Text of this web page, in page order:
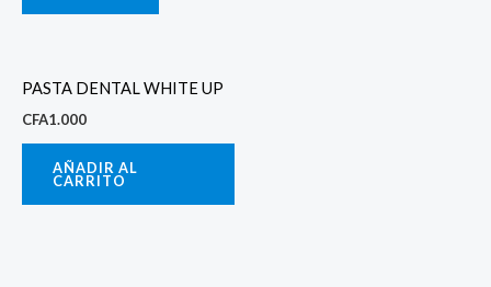
PASTA DENTAL WHITE UP
CFA1.000
AÑADIR AL
CARRITO